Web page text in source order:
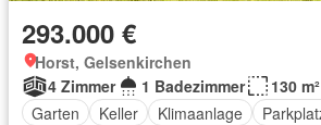
293.000 €
Horst, Gelsenkirchen
4 Zimmer
1 Badezimmer
130 m²
Garten
Keller Klimaanlage